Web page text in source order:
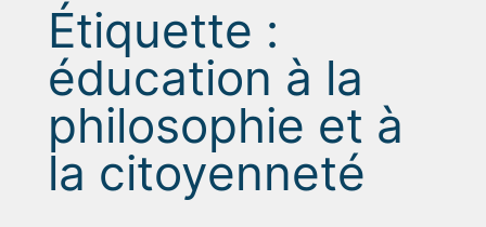
Étiquette :
éducation à la
philosophie et à
la citoyenneté